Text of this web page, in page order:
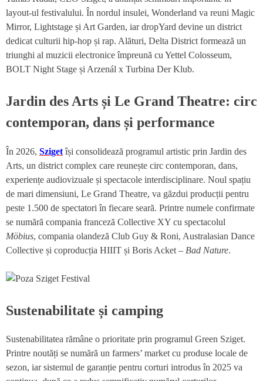
layout-ul festivalului. În nordul insulei, Wonderland va reuni Magic
Mirror, Lightstage și Art Garden, iar dropYard devine un district
dedicat culturii hip-hop și rap. Alături, Delta District formează un
triunghi al muzicii electronice împreună cu Yettel Colosseum,
BOLT Night Stage și Arzenál x Turbina Der Klub.
Jardin des Arts și Le Grand Theatre: circ
contemporan, dans și performance
În 2026, Szigetîși consolidează programul artistic prin Jardin des
Arts, un district complex care reunește circ contemporan, dans,
experiențe audiovizuale și spectacole interdisciplinare. Noul spațiu
de mari dimensiuni, Le Grand Theatre, va găzdui producții pentru
peste 1.500 de spectatori în fiecare seară. Printre numele confirmate
se numără compania franceză Collective XY cu spectacolul
Möbius, compania olandeză Club Guy & Roni, Australasian Dance
Collective și coproducția HIIIT și Boris Acket – Bad Nature.
Sustenabilitate și camping
Sustenabilitatea rămâne o prioritate prin programul Green Sziget.
Printre noutăți se numără un farmers’ market cu produse locale de
sezon, iar sistemul de garanție pentru corturi introdus în 2025 va